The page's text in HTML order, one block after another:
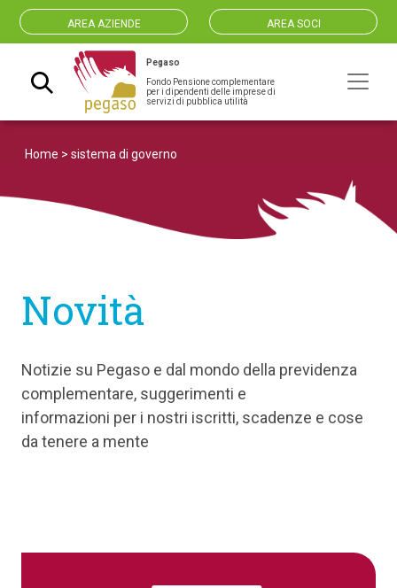
AREA AZIENDE AREA SOCI
Navigazione principale
Pegaso
Fondo Pensione complementare
per i dipendenti delle imprese di
servizi di pubblica utilità
Home > sistema di governo
Novità
Notizie su Pegaso e dal mondo della previdenza
complementare, suggerimenti e
informazioni per i nostri iscritti, scadenze e cose
da tenere a mente